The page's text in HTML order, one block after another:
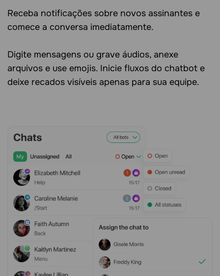
Receba notificações sobre novos assinantes e
comece a conversa imediatamente.
Digite mensagens ou grave áudios, anexe
arquivos e use emojis. Inicie fluxos do chatbot e
deixe recados visíveis apenas para sua equipe.